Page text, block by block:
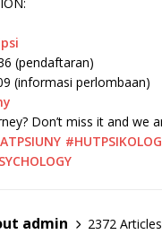
(pendaftaran)
(informasi perlombaan)
Don’t miss it and we
admin
2372 Articles